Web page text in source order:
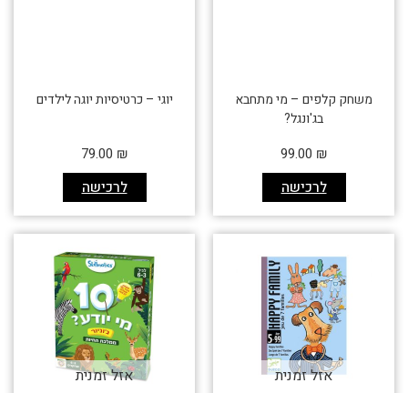
משחק קלפים – מי מתחבא
בג'ונגל?
לרכישה
99.00 ₪
יוגי – כרטיסיות יוגה לילדים
לרכישה
79.00 ₪
אזל זמנית אזל זמנית